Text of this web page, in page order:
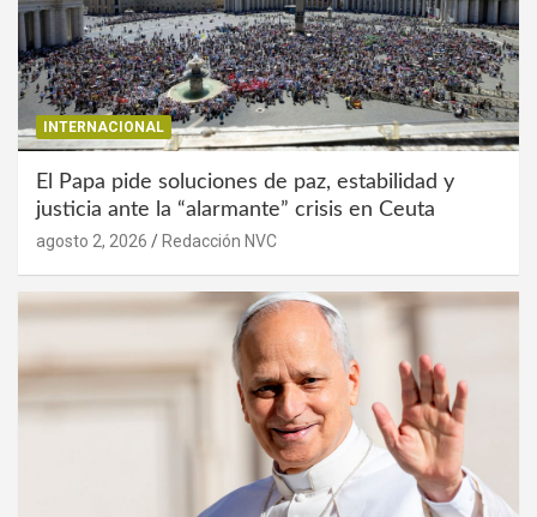
INTERNACIONAL
El Papa pide soluciones de paz, estabilidad y
justicia ante la “alarmante” crisis en Ceuta
agosto 2, 2026 Redacción NVC